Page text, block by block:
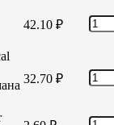
42.10 ₽
32.70 ₽